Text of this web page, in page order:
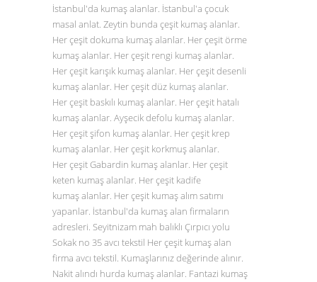
İstanbul'da kumaş alanlar. İstanbul'a çocuk
masal anlat. Zeytin bunda çeşit kumaş alanlar.
Her çeşit dokuma kumaş alanlar. Her çeşit örme
kumaş alanlar. Her çeşit rengi kumaş alanlar.
Her çeşit karışık kumaş alanlar. Her çeşit desenli
kumaş alanlar. Her çeşit düz kumaş alanlar.
Her çeşit baskılı kumaş alanlar. Her çeşit hatalı
kumaş alanlar. Ayşecik defolu kumaş alanlar.
Her çeşit şifon kumaş alanlar. Her çeşit krep
kumaş alanlar. Her çeşit korkmuş alanlar.
Her çeşit Gabardin kumaş alanlar. Her çeşit
keten kumaş alanlar. Her çeşit kadife
kumaş alanlar. Her çeşit kumaş alım satımı
yapanlar. İstanbul'da kumaş alan firmaların
adresleri. Seyitnizam mah balıklı Çırpıcı yolu
Sokak no 35 avcı tekstil Her çeşit kumaş alan
firma avcı tekstil. Kumaşlarınız değerinde alınır.
Nakit alındı hurda kumaş alanlar. Fantazi kumaş